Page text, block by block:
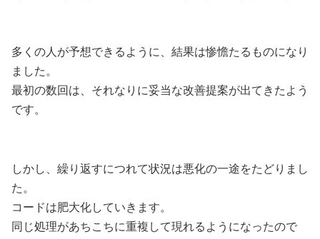
多くの人が予想できるように、結果は惨憺たるものになり
ました。
最初の数回は、それなりに妥当な改善提案が出てきたよう
です。
しかし、繰り返すにつれて状況は悪化の一途をたどりまし
た。
コードは肥大化していきます。
同じ処理があちこちに重複して現れるようになったので